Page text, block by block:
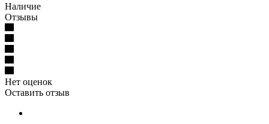
Наличие
Отзывы
Нет оценок
Оставить отзыв